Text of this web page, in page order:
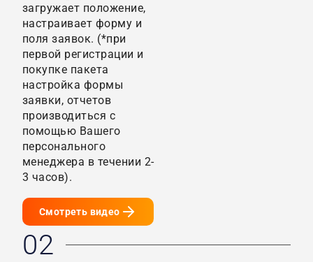
загружает положение,
настраивает форму и
поля заявок. (*при
первой регистрации и
покупке пакета
настройка формы
заявки, отчетов
производиться с
помощью Вашего
персонального
менеджера в течении 2-
3 часов).
Смотреть видео
02